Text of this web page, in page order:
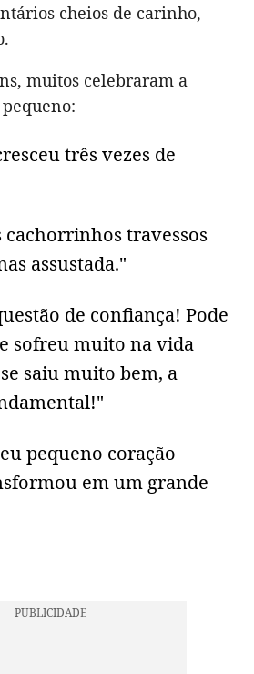
cheios de carinho,
muitos celebraram a
três vezes de
cachorrinhos travessos
assustada."
de confiança! Pode
sofreu muito na vida
saiu muito bem, a
pequeno coração
em um grande